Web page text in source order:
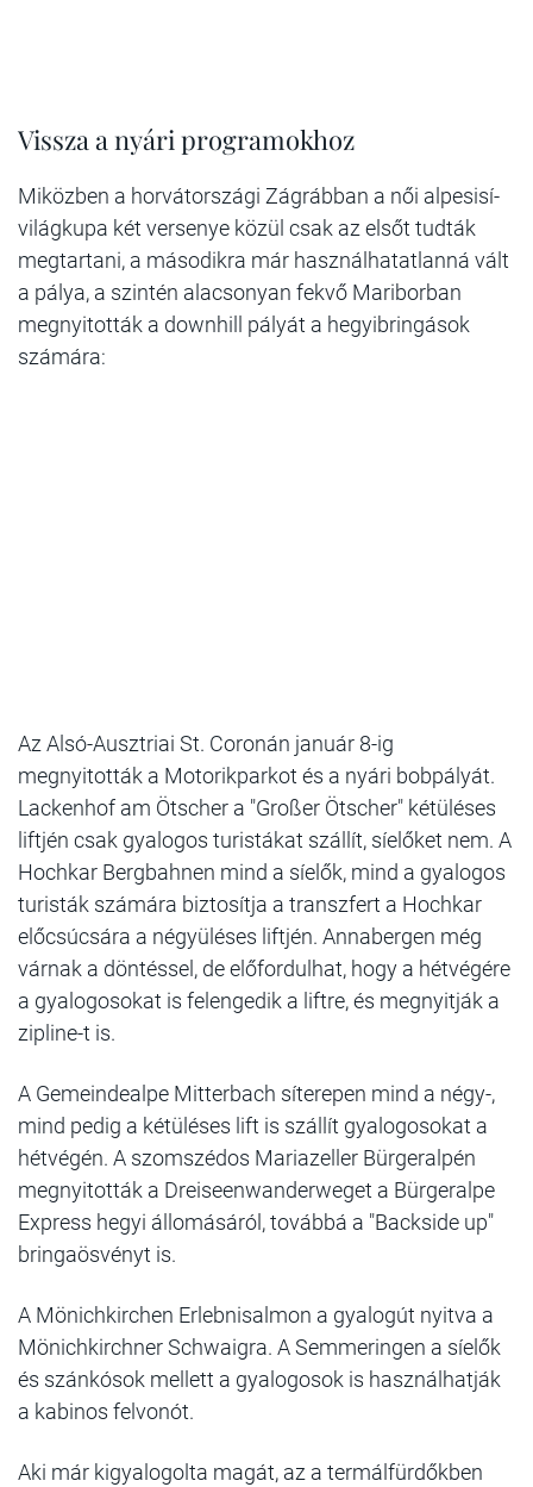
Vissza a nyári programokhoz
Miközben a horvátországi Zágrábban a női alpesisí-
világkupa két versenye közül csak az elsőt tudták
megtartani, a másodikra már használhatatlanná vált
a pálya, a szintén alacsonyan fekvő Mariborban
megnyitották a downhill pályát a hegyibringások
számára:
Az Alsó-Ausztriai St. Coronán január 8-ig
megnyitották a Motorikparkot és a nyári bobpályát.
Lackenhof am Ötscher a "Großer Ötscher" kétüléses
liftjén csak gyalogos turistákat szállít, síelőket nem. A
Hochkar Bergbahnen mind a síelők, mind a gyalogos
turisták számára biztosítja a transzfert a Hochkar
előcsúcsára a négyüléses liftjén. Annabergen még
várnak a döntéssel, de előfordulhat, hogy a hétvégére
a gyalogosokat is felengedik a liftre, és megnyitják a
zipline-t is.
A Gemeindealpe Mitterbach síterepen mind a négy-,
mind pedig a kétüléses lift is szállít gyalogosokat a
hétvégén. A szomszédos Mariazeller Bürgeralpén
megnyitották a Dreiseenwanderweget a Bürgeralpe
Express hegyi állomásáról, továbbá a "Backside up"
bringaösvényt is.
A Mönichkirchen Erlebnisalmon a gyalogút nyitva a
Mönichkirchner Schwaigra. A Semmeringen a síelők
és szánkósok mellett a gyalogosok is használhatják
a kabinos felvonót.
Aki már kigyalogolta magát, az a termálfürdőkben